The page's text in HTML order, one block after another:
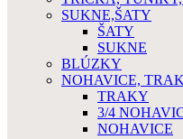
SUKNE,ŠATY
ŠATY
SUKNE
BLÚZKY
NOHAVICE,
TRAKY
3/4
NOHAVICE